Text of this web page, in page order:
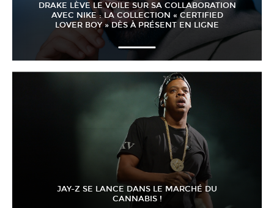
DRAKE LÈVE LE VOILE SUR SA COLLABORATION
AVEC NIKE : LA COLLECTION « CERTIFIED
LOVER BOY » DÈS À PRÉSENT EN LIGNE
JAY-Z SE LANCE DANS LE MARCHÉ DU
CANNABIS !